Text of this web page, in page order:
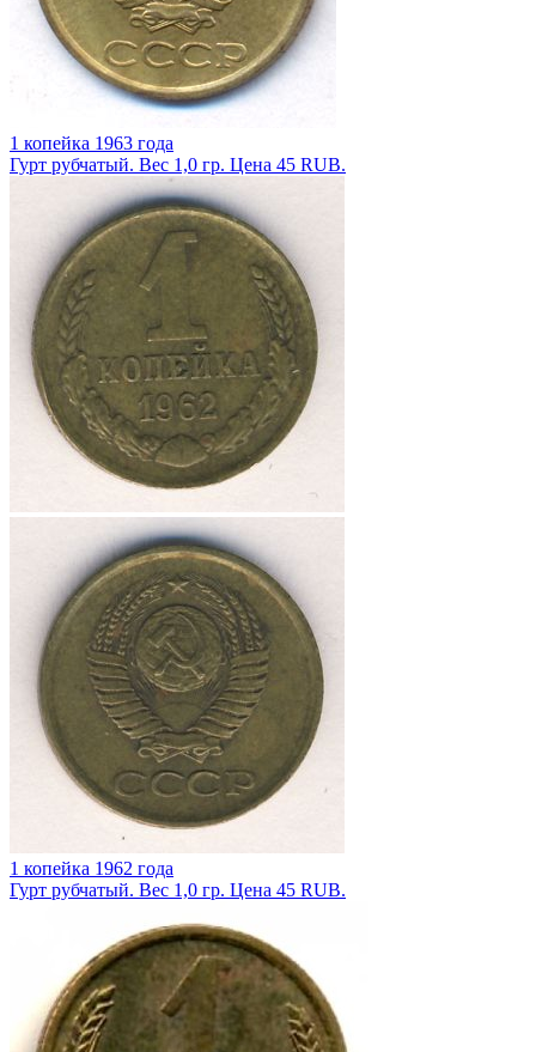
1 копейка 1963 года
Гурт рубчатый. Вес 1,0 гр. Цена 45 RUB.
1 копейка 1962 года
Гурт рубчатый. Вес 1,0 гр. Цена 45 RUB.